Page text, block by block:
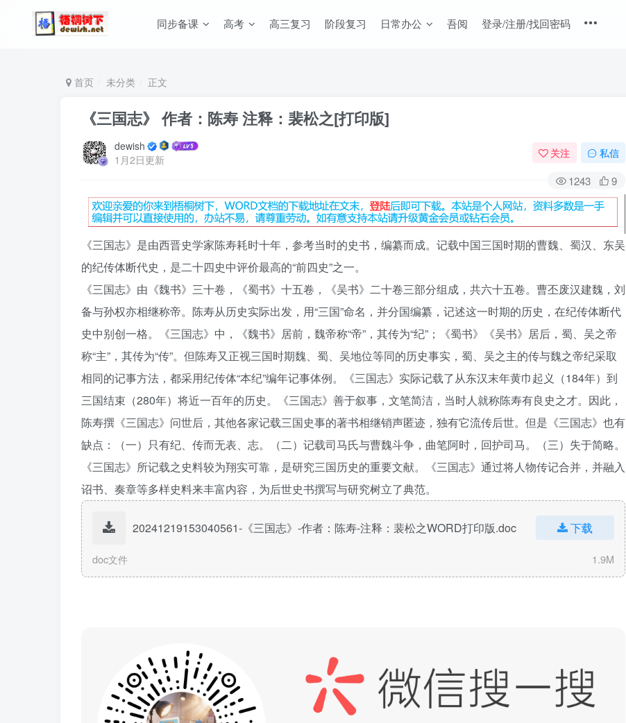
同步备课 高考 高三复习 阶段复习 日常办公 吾阅 登录/注册/找回密码
首页 未分类 正文
《三国志》 作者：陈寿 注释：裴松之[打印版]
dewish
1月2日更新
关注 私信
1243 9
《三国志》是由西晋史学家陈寿耗时十年，参考当时的史书，编纂而成。记载中国三国时期的曹魏、 蜀汉、 东吴
的纪传体断代史 ，是二十四史中评价最高的“前四史”之一。
《三国志》由《魏书》三十卷，《蜀书》十五卷，《吴书》二十卷三部分组成，共六十五卷。曹丕废汉建魏，刘
备与孙权亦相继称帝。陈寿从历史实际出发，用“三国”命名，并分国编纂，记述这一时期的历史，在纪传体断代
史中别创一格。《三国志》中，《魏书》居前，魏帝称“帝”，其传为“纪”；《蜀书》《吴书》居后，蜀、吴之帝
称“主”，其传为“传”。但陈寿又正视三国时期魏、蜀、吴地位等同的历史事实，蜀、吴之主的传与魏之帝纪采取
相同的记事方法，都采用纪传体“本纪”编年记事体例。《三国志》实际记载了从东汉末年黄巾起义（184年）到
三国结束（280年）将近一百年的历史。《三国志》善于叙事，文笔简洁，当时人就称陈寿有良史之才。因此，
陈寿撰《三国志》问世后，其他各家记载三国史事的著书相继销声匿迹，独有它流传后世。但是《三国志》也有
缺点：（一）只有纪、传而无表、志。（二）记载司马氏与曹魏斗争，曲笔阿时，回护司马。（三）失于简略。
《三国志》所记载之史料较为翔实可靠，是研究三国历史的重要文献。
《三国志》通过将人物传记合并，并融入
诏书、奏章等多样史料来丰富内容，为后世史书撰写与研究树立了典范。
20241219153040561-《三国志》-作者：陈寿-注释：裴松之WORD打印版.doc 下载
doc文件 1.9M